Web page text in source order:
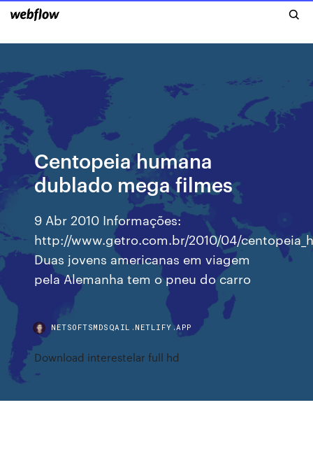
Centopeia humana
dublado mega filmes
9 Abr 2010 Informações:
http://www.getro.com.br/2010/04/
Duas jovens americanas em viagem
pela Alemanha tem o pneu do carro
NETSOFTSMDSQAIL.NETLIFY.APP
Download interestelar full hd